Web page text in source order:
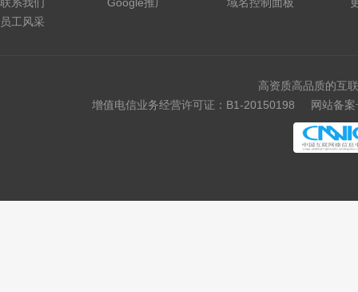
员工风采
高资质高品质的互
增值电信业务经营许可证：B1-20150198
网站备